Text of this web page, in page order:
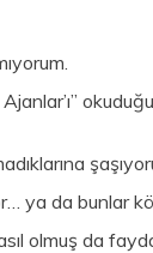
Ajanlar’ı”
ya da bunlar
olmuş da